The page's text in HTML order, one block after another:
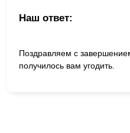
Наш ответ:
Поздравляем с
получилось вам угодить.